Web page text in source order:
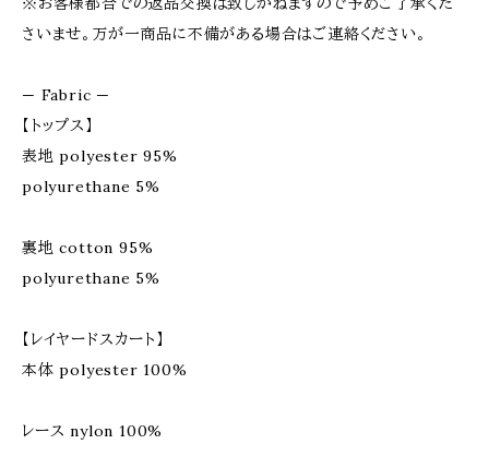
さいませ。万が一商品に不備がある場合はご連絡ください。
— Fabric —
【トップス】
表地 polyester 95%
polyurethane 5%
裏地 cotton 95%
polyurethane 5%
【レイヤードスカート】
本体 polyester 100%
レース nylon 100%